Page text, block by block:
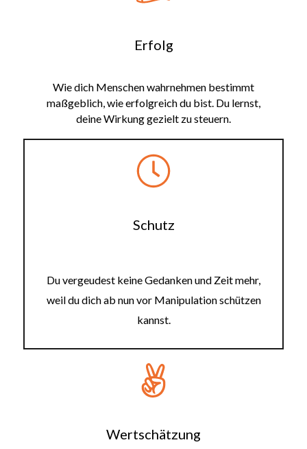
Erfolg
Wie dich Menschen wahrnehmen bestimmt
maßgeblich, wie erfolgreich du bist. Du lernst,
deine Wirkung gezielt zu steuern.
Schutz
Du vergeudest keine Gedanken und Zeit mehr,
weil du dich ab nun vor Manipulation schützen
kannst.
Wertschätzung